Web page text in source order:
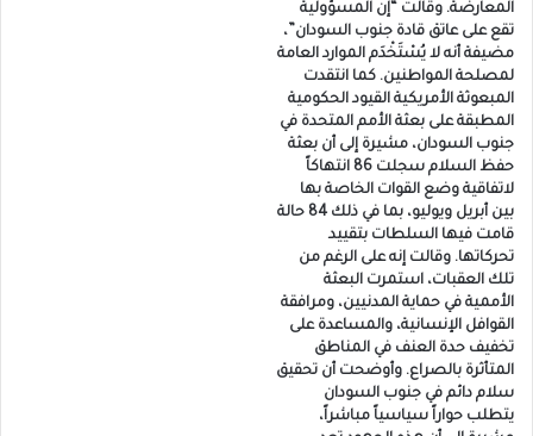
المعارضة. وقالت “إن المسؤولية
تقع على عاتق قادة جنوب السودان”،
مضيفة أنه لا يُسْتَخْدَم الموارد العامة
لمصلحة المواطنين. كما انتقدت
المبعوثة الأمريكية القيود الحكومية
المطبقة على بعثة الأمم المتحدة في
جنوب السودان، مشيرة إلى أن بعثة
حفظ السلام سجلت 86 انتهاكاً
لاتفاقية وضع القوات الخاصة بها
بين أبريل ويوليو، بما في ذلك 84 حالة
قامت فيها السلطات بتقييد
تحركاتها. وقالت إنه على الرغم من
تلك العقبات، استمرت البعثة
الأممية في حماية المدنيين، ومرافقة
القوافل الإنسانية، والمساعدة على
تخفيف حدة العنف في المناطق
المتأثرة بالصراع. وأوضحت أن تحقيق
سلام دائم في جنوب السودان
يتطلب حواراً سياسياً مباشراً،